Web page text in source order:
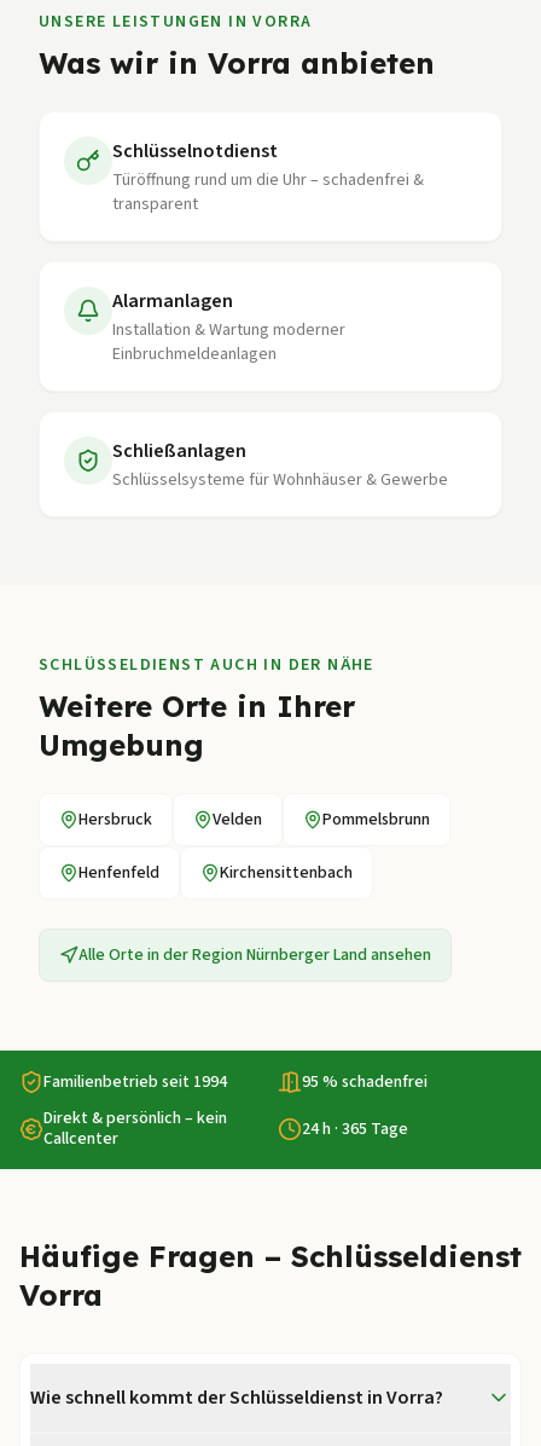
UNSERE LEISTUNGEN INVORRA
Was wir in Vorra anbieten
Schlüsselnotdienst
Türöffnung rund um die Uhr – schadenfrei &
transparent
Alarmanlagen
Installation & Wartung moderner
Einbruchmeldeanlagen
Schließanlagen
Schlüsselsysteme für Wohnhäuser & Gewerbe
SCHLÜSSELDIENST AUCH IN DER NÄHE
Weitere Orte in Ihrer
Umgebung
Hersbruck Velden Pommelsbrunn
Henfenfeld Kirchensittenbach
Alle Orte in der Region Nürnberger Land ansehen
Familienbetrieb seit 1994
95 % schadenfrei
Direkt & persönlich – kein
Callcenter
24 h · 365 Tage
Häufige Fragen – Schlüsseldienst
Vorra
Wie schnell kommt der Schlüsseldienst in Vorra?